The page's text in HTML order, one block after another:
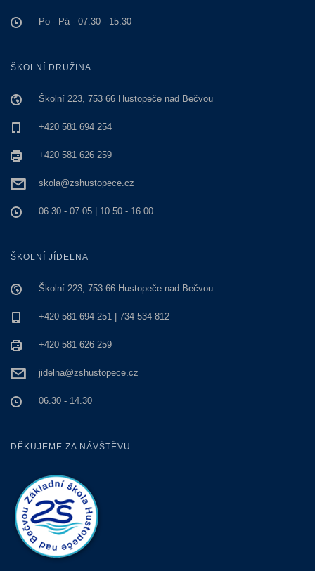
Po - Pá - 07.30 - 15.30
ŠKOLNÍ DRUŽINA
Školní 223, 753 66 Hustopeče nad Bečvou
+420 581 694 254
+420 581 626 259
skola@zshustopece.cz
06.30 - 07.05 | 10.50 - 16.00
ŠKOLNÍ JÍDELNA
Školní 223, 753 66 Hustopeče nad Bečvou
+420 581 694 251 | 734 534 812
+420 581 626 259
jidelna@zshustopece.cz
06.30 - 14.30
DĚKUJEME ZA NÁVŠTĚVU.